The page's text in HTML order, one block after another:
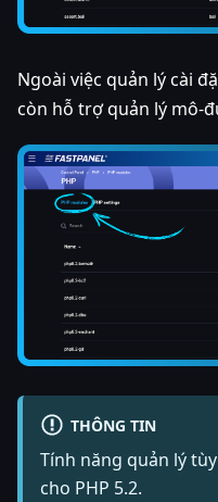
Ngoài việc quản lý cài
còn hỗ trợ quản lý mô-
THÔNG TIN
Tính năng quản lý
cho PHP 5.2.